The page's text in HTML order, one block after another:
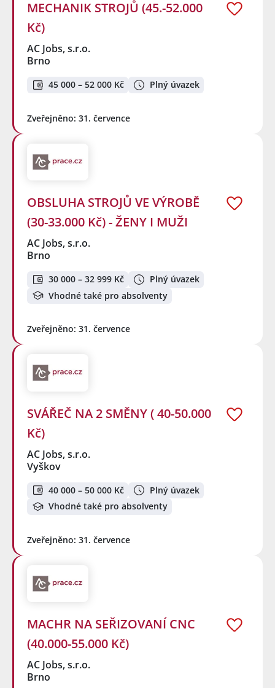
MECHANIK STROJŮ (45.-52.000
Kč)
AC Jobs, s.r.o.
Brno
45 000 – 52 000 Kč Plný úvazek
Zveřejněno: 31. července
OBSLUHA STROJŮ VE VÝROBĚ
(30-33.000 Kč) - ŽENY I MUŽI
AC Jobs, s.r.o.
Brno
30 000 – 32 999 Kč
Plný úvazek
Vhodné také pro absolventy
Zveřejněno: 31. července
SVÁŘEČ NA 2 SMĚNY ( 40-50.000
Kč)
AC Jobs, s.r.o.
Vyškov
40 000 – 50 000 Kč
Plný úvazek
Vhodné také pro absolventy
Zveřejněno: 31. července
MACHR NA SEŘIZOVANÍ CNC
(40.000-55.000 Kč)
AC Jobs, s.r.o.
Brno